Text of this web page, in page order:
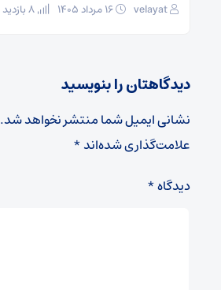
velayat
دیدگاهتان را بنویسید
نشانی ایمیل شما منتشر نخواهد شد.
علامت‌گذاری شده‌اند*
دیدگاه*